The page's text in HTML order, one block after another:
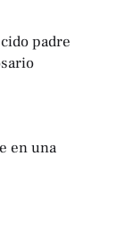
padre
en una